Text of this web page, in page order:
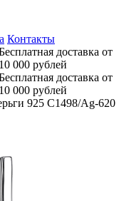
Контакты
доставка от
000 рублей
доставка от
000 рублей
925 С1498/Ag-620